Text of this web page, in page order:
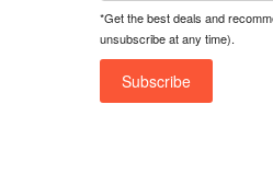
1
*Get the best deals and
unsubscribe at any time).